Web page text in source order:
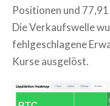
Positionen und
Die Verkaufswelle
fehlgeschlagene
Kurse ausgelöst.